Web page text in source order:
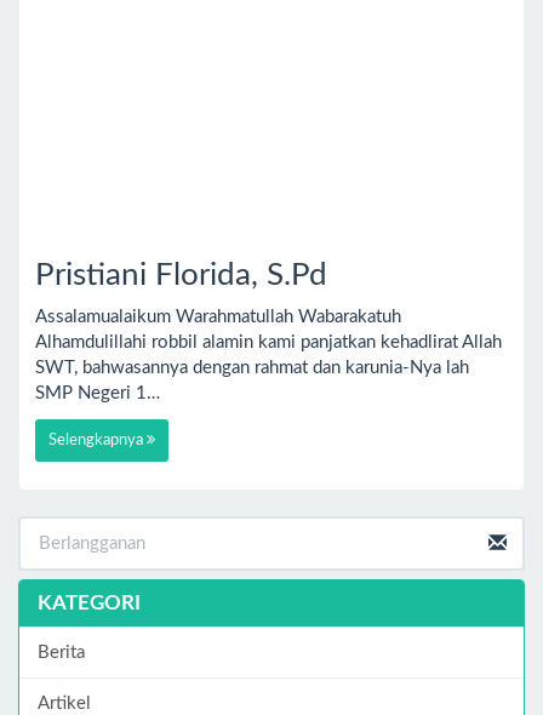
Pristiani Florida, S.Pd
Assalamualaikum Warahmatullah Wabarakatuh
Alhamdulillahi robbil alamin kami panjatkan kehadlirat Allah
SWT, bahwasannya dengan rahmat dan karunia-Nya lah
SMP Negeri 1…
Selengkapnya
KATEGORI
Berita
Artikel